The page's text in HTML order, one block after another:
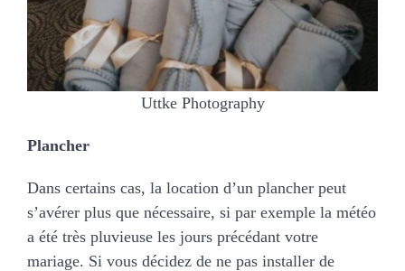
Uttke Photography
Plancher
Dans certains cas, la location d’un plancher peut
s’avérer plus que nécessaire, si par exemple la météo
a été très pluvieuse les jours précédant votre
mariage. Si vous décidez de ne pas installer de